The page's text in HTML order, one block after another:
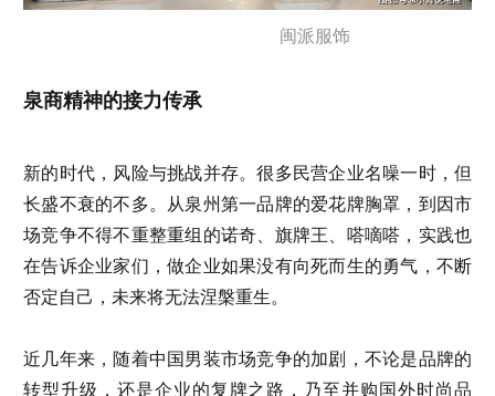
闽派服饰
泉商精神的接力传承
新的时代，风险与挑战并存。很多民营企业名噪一时，但
长盛不衰的不多。从泉州第一品牌的爱花牌胸罩，到因市
场竞争不得不重整重组的诺奇、旗牌王、嗒嘀嗒，实践也
在告诉企业家们，做企业如果没有向死而生的勇气，不断
否定自己，未来将无法涅槃重生。
近几年来，随着中国男装市场竞争的加剧，不论是品牌的
转型升级，还是企业的复牌之路，乃至并购国外时尚品